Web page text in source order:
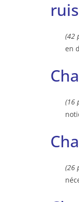
(42
en
(16
(26